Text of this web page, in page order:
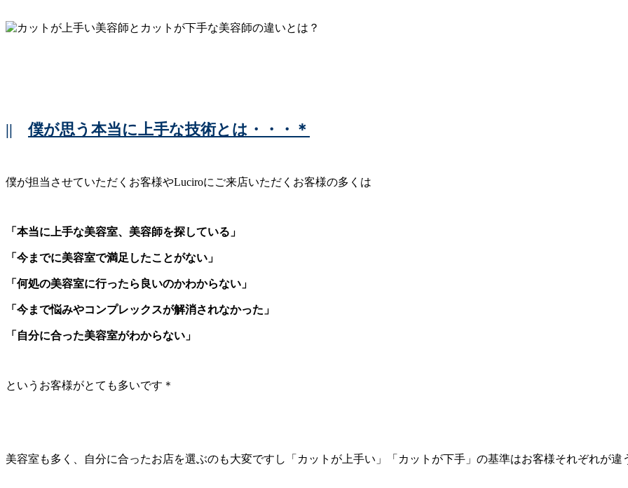
|| 僕が思う本当に上手な技術とは・・・＊
僕が担当させていただくお客様やLuciroにご来店いただくお客様の多くは
「本当に上手な美容室、美容師を探している」
「今までに美容室で満足したことがない」
「何処の美容室に行ったら良いのかわからない」
「今まで悩みやコンプレックスが解消されなかった」
「自分に合った美容室がわからない」
というお客様がとても多いです＊
美容室も多く、自分に合ったお店を選ぶのも大変ですし「カットが上手い」「カットが下手」の基準はお客様それぞれが違